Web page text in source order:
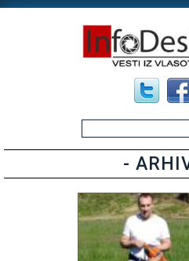
-